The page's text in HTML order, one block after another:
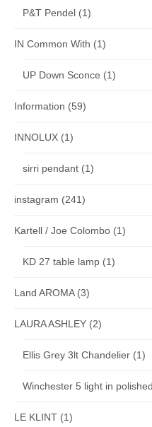
P&T Pendel (1)
IN Common With (1)
UP Down Sconce (1)
Information (59)
INNOLUX (1)
sirri pendant (1)
instagram (241)
Kartell / Joe Colombo (1)
KD 27 table lamp (1)
Land AROMA(3)
LAURA ASHLEY (2)
Ellis Grey 3lt Chandelier (1)
Winchester 5 light in
LE KLINT (1)